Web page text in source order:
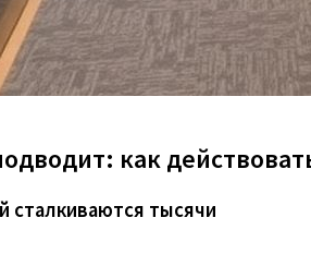
как
сталкиваются тысячи